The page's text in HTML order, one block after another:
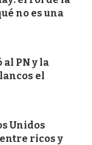
no es una
al PN y la
el
Unidos
ricos y